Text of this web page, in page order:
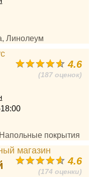
Линолеум
4.6
(187 оценок)
покрытия
4.6
(174 оценки)